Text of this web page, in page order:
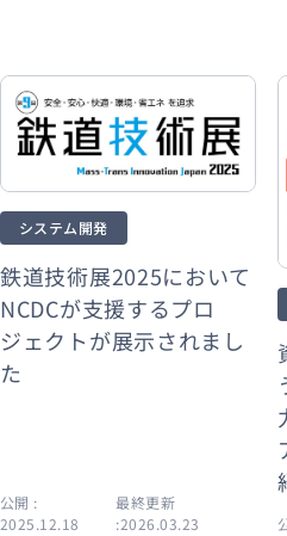
システム開発
鉄道技術展2025において
NCDCが支援するプロ
ジェクトが展示されまし
た
公開 :
2025.12.18
最終更新
:2026.03.23